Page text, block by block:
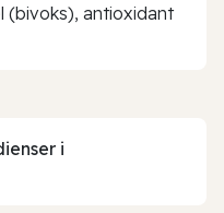
(bivoks), antioxidant
i